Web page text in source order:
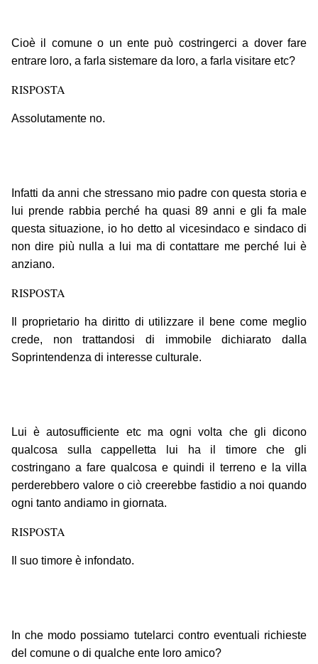
Cioè il comune o un ente può costringerci a dover fare
entrare loro, a farla sistemare da loro, a farla visitare etc?
RISPOSTA
Assolutamente no.
Infatti da anni che stressano mio padre con questa storia e
lui prende rabbia perché ha quasi 89 anni e gli fa male
questa situazione, io ho detto al vicesindaco e sindaco di
non dire più nulla a lui ma di contattare me perché lui è
anziano.
RISPOSTA
Il proprietario ha diritto di utilizzare il bene come meglio
crede, non trattandosi di immobile dichiarato dalla
Soprintendenza di interesse culturale.
Lui è autosufficiente etc ma ogni volta che gli dicono
qualcosa sulla cappelletta lui ha il timore che gli
costringano a fare qualcosa e quindi il terreno e la villa
perderebbero valore o ciò creerebbe fastidio a noi quando
ogni tanto andiamo in giornata.
RISPOSTA
Il suo timore è infondato.
In che modo possiamo tutelarci contro eventuali richieste
del comune o di qualche ente loro amico?